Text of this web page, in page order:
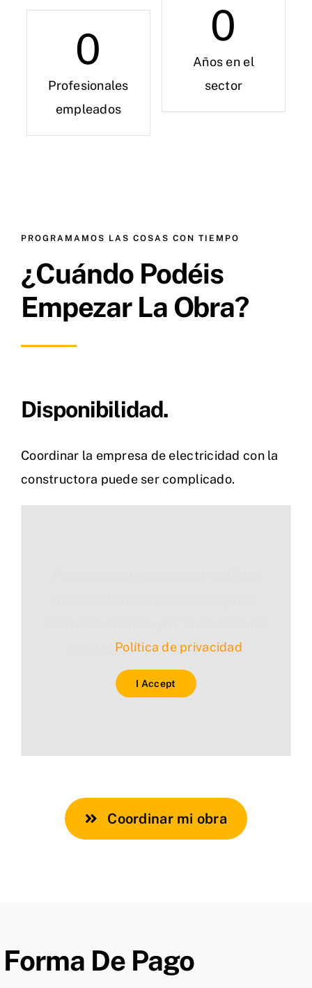
0
Años en el
sector
0
Profesionales
empleados
PROGRAMAMOS LAS COSAS CON TIEMPO
¿Cuándo Podéis
Empezar La Obra?
Disponibilidad.
Coordinar la empresa de electricidad con la
constructora puede ser complicado.
Política de privacidad
I Accept
Coordinar mi obra
Forma De Pago